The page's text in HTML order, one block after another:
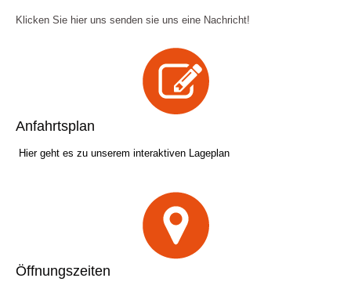
Klicken Sie hier uns senden sie uns eine Nachricht!
Anfahrtsplan
Hier geht es zu unserem interaktiven Lageplan
Öffnungszeiten